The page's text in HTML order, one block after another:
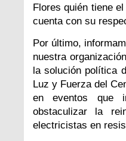
Flores quién tiene
cuenta con su
Por último,
nuestra
la solución política
Luz y Fuerza del
en eventos que
obstaculizar la
electricistas en